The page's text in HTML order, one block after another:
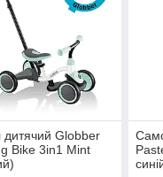
дитячий Globber
Bike 3in1 Mint